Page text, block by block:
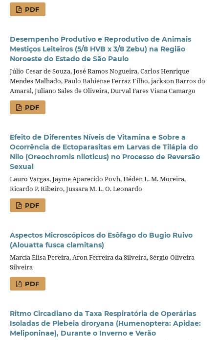
PDF
Desempenho Produtivo e Reprodutivo de Animais
Mestiços Leiteiros (5/8 HVB x 3/8 Zebu) na Região
Noroeste do Estado de São Paulo
Júlio Cesar de Souza, José Ramos Nogueira, Carlos Henrique
Mendes Malhado, Paulo Bahiense Ferraz Filho, jackson Barros do
Amaral, Juliano Sales de Oliveira, Durval Fares Viana Camargo
PDF
Efeito de Diferentes Níveis de Vitamina e Sobre a
Ocorrência de Ectoparasitas em Larvas de Tilápia do
Nilo (Oreochromis niloticus) no Processo de Reversão
Sexual
Lauro Vargas, Jayme Aparecido Povh, Héden L. M. Moreira,
Ricardo P. Ribeiro, Jussara M. L. O. Leonardo
PDF
Aspectos Microscópicos do Esôfago do Bugio Ruivo
(Alouatta fusca clamitans)
Marcia Elisa Pereira, Aron Ferreira da Silveira, Sérgio Oliveira
Silveira
PDF
Ritmo Circadiano da Taxa Respiratória de Operárias
Isoladas de Plebeia droryana (Humenoptera: Apidae:
Meliponinae), Durante o Inverno e Verão